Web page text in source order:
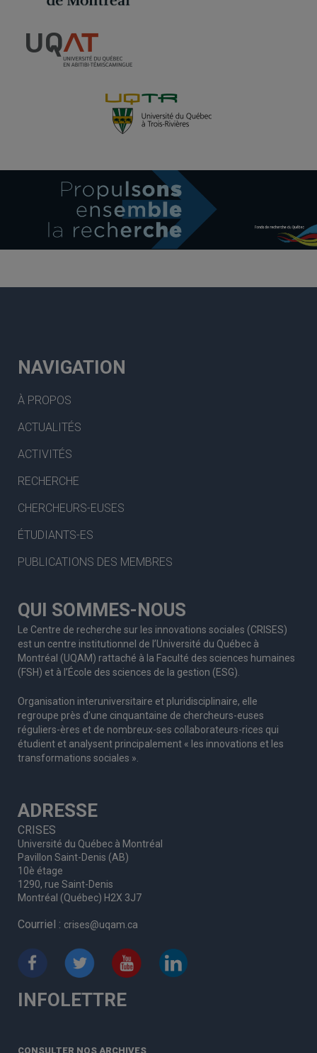
NAVIGATION
À PROPOS
ACTUALITÉS
ACTIVITÉS
RECHERCHE
CHERCHEURS-EUSES
ÉTUDIANTS-ES
PUBLICATIONS DES MEMBRES
QUI SOMMES-NOUS
Le Centre de recherche sur les innovations sociales (CRISES)
est un centre institutionnel de l’Université du Québec à
Montréal (UQAM) rattaché à la Faculté des sciences humaines
(FSH) et à l’École des sciences de la gestion (ESG).
Organisation interuniversitaire et pluridisciplinaire, elle
regroupe près d’une cinquantaine de chercheurs-euses
réguliers-ères et de nombreux-ses collaborateurs-rices qui
étudient et analysent principalement « les innovations et les
transformations sociales ».
ADRESSE
CRISES
Université du Québec à Montréal
Pavillon Saint-Denis (AB)
10è étage
1290, rue Saint-Denis
Montréal (Québec) H2X 3J7
Courriel : crises@uqam.ca
INFOLETTRE
CONSULTER NOS ARCHIVES